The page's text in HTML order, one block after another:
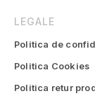
LEGALE
Politica de
Politica Cookies
Politica retur